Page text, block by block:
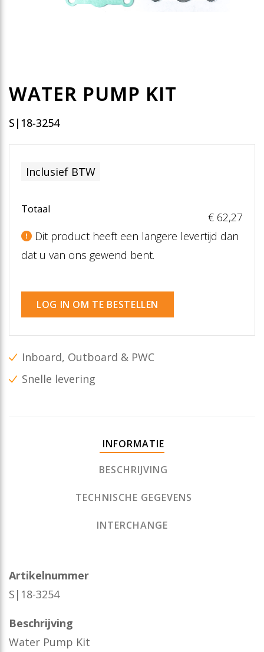
WATER PUMP KIT
S|18-3254
Inclusief BTW
Totaal
€ 62,27
Dit product heeft een langere levertijd dan
dat u van ons gewend bent.
LOG IN OM TE BESTELLEN
Inboard, Outboard & PWC
Snelle levering
INFORMATIE
BESCHRIJVING
TECHNISCHE GEGEVENS
INTERCHANGE
Artikelnummer
S|18-3254
Beschrijving
Water Pump Kit